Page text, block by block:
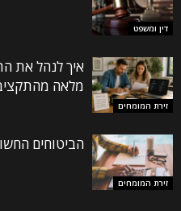
דין ומשפט
זירת המומחים
איך לנהל את
מלאה
זירת המומחים
הביטוחים